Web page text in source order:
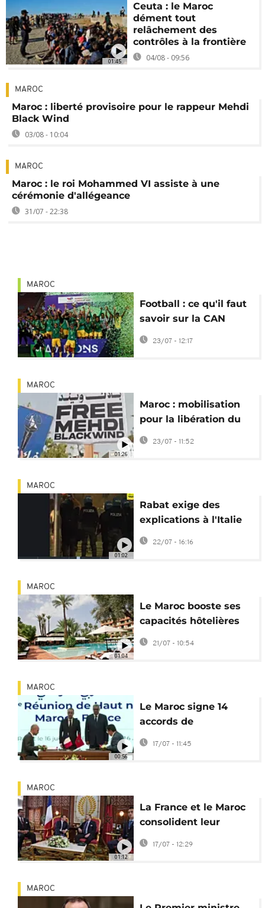
01:45
Ceuta : le Maroc
dément tout
relâchement des
contrôles à la frontière
04/08 - 09:56
MAROC
Maroc : liberté provisoire pour le rappeur Mehdi
Black Wind
03/08 - 10:04
MAROC
Maroc : le roi Mohammed VI assiste à une
cérémonie d'allégeance
31/07 - 22:38
MAROC
Football : ce qu'il faut
savoir sur la CAN
féminine 2026
23/07 - 12:17
01:26
MAROC
Maroc : mobilisation
pour la libération du
rappeur Mehdi Black
23/07 - 11:52
01:02
MAROC
Rabat exige des
explications à l'Italie
après la mort d'un
22/07 - 16:16
01:04
MAROC
Le Maroc booste ses
capacités hôtelières
avant la Coupe du
monde 2030
21/07 - 10:54
00:56
MAROC
Le Maroc signe 14
accords de
coopération avec la
France
17/07 - 11:45
01:12
MAROC
La France et le Maroc
consolident leur
nouveau
rapprochement
17/07 - 12:29
MAROC